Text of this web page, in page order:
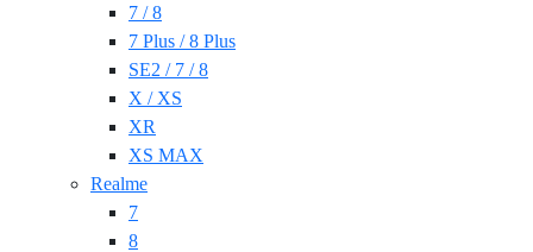
7 / 8
7 Plus / 8 Plus
SE2 / 7 / 8
X / XS
XR
XS MAX
Realme
7
8